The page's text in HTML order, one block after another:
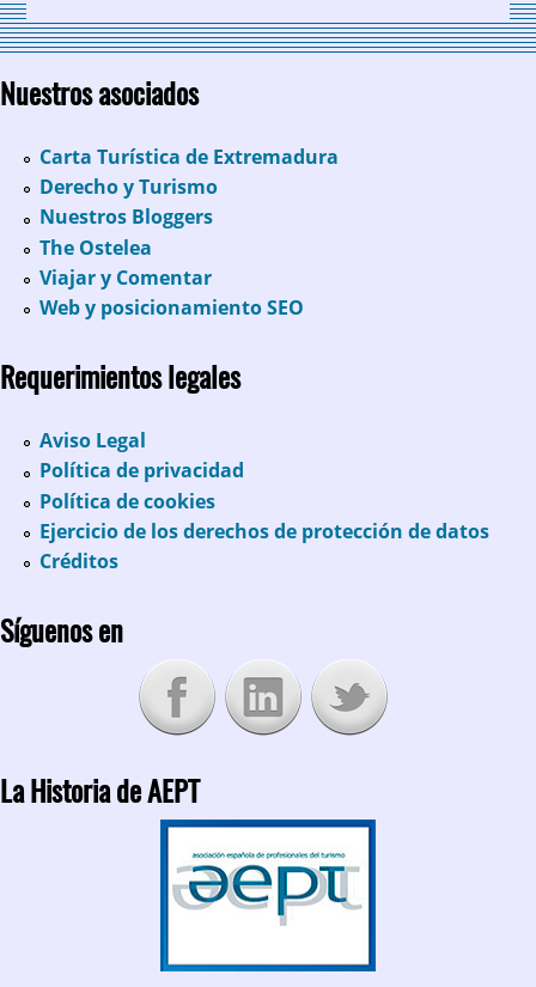
Nuestros asociados
Carta Turística de Extremadura
Derecho y Turismo
Nuestros Bloggers
The Ostelea
Viajar y Comentar
Web y posicionamiento SEO
Requerimientos legales
Aviso Legal
Política de privacidad
Política de cookies
Ejercicio de los derechos de protección de datos
Créditos
Síguenos en
La Historia de AEPT